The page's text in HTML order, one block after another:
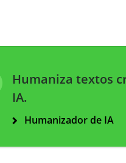
Humaniza textos
IA.
Humanizador de IA